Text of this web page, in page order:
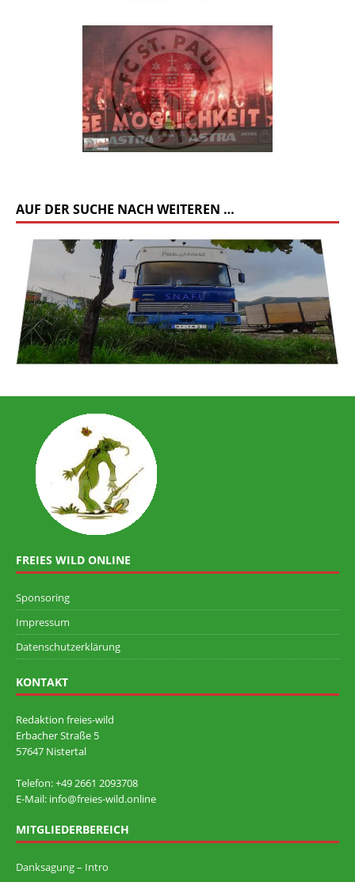
AUF DER SUCHE NACH WEITEREN …
FREIES WILD ONLINE
Sponsoring
Impressum
Datenschutzerklärung
KONTAKT
Redaktion freies-wild
Erbacher Straße 5
57647 Nistertal
Telefon: +49 ‭2661 2093708
E-Mail: info@freies-wild.online
MITGLIEDERBEREICH
Danksagung – Intro